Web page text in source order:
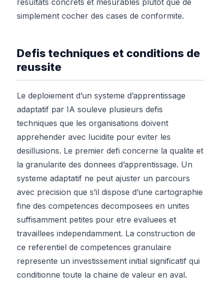
simplement cocher des cases de conformite.
Defis techniques et conditions de
reussite
Le deploiement d’un systeme d’apprentissage
adaptatif par IA souleve plusieurs defis
techniques que les organisations doivent
apprehender avec lucidite pour eviter les
desillusions. Le premier defi concerne la qualite et
la granularite des donnees d’apprentissage. Un
systeme adaptatif ne peut ajuster un parcours
avec precision que s’il dispose d’une cartographie
fine des competences decomposees en unites
suffisamment petites pour etre evaluees et
travaillees independamment. La construction de
ce referentiel de competences granulaire
represente un investissement initial significatif qui
conditionne toute la chaine de valeur en aval.